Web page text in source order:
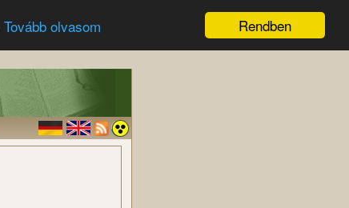
Rendben
Tovább olvasom